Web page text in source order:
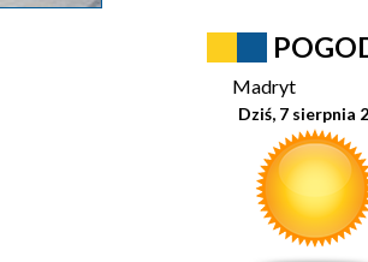
Madryt
Dziś, 7 sierpnia